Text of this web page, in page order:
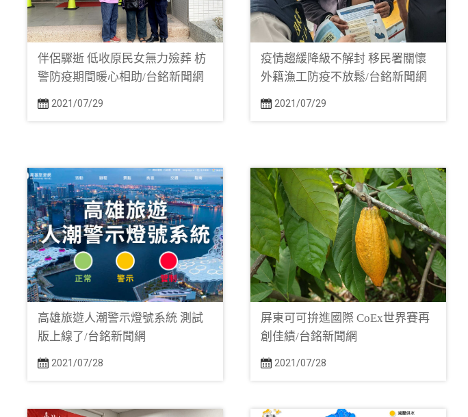
伴侶驟逝 低收原民女無力殮葬 枋
警防疫期間暖心相助/台銘新聞網
2021/07/29
疫情趨緩降級不解封 移民署關懷
外籍漁工防疫不放鬆/台銘新聞網
2021/07/29
高雄旅遊人潮警示燈號系統 測試
版上線了/台銘新聞網
2021/07/28
屏東可可拚進國際 CoEx世界賽再
創佳績/台銘新聞網
2021/07/28